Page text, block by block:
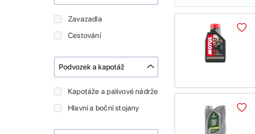
Zavazadla
Cestování
Podvozek a kapotáž
Kapotáže a palivové nádrže
Hlavní a boční stojany